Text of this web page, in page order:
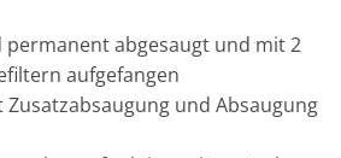
permanent abgesaugt und mit 2
aufgefangen
Zusatzabsaugung und Absaugung